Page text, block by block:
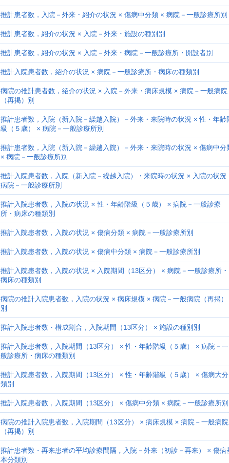
推計患者数，入院－外来・紹介の状況 × 傷病中分類 × 病院－一般診療所別
推計患者数，紹介の状況 × 入院－外来・施設の種別別
推計患者数，紹介の状況 × 入院－外来・病院－一般診療所・開設者別
推計入院患者数，紹介の状況 × 病院－一般診療所・病床の種類別
病院の推計患者数，紹介の状況 × 入院－外来・病床規模 × 病院－一般病院
（再掲）別
推計患者数，入院（新入院－繰越入院）－外来・来院時の状況 × 性・年齢
級（５歳） × 病院－一般診療所別
推計患者数，入院（新入院－繰越入院）－外来・来院時の状況 × 傷病中分
× 病院－一般診療所別
推計入院患者数，入院（新入院－繰越入院）・来院時の状況 × 入院の状況
病院－一般診療所別
推計入院患者数，入院の状況 × 性・年齢階級（５歳） × 病院－一般診療
所・病床の種類別
推計入院患者数，入院の状況 × 傷病分類 × 病院－一般診療所別
推計入院患者数，入院の状況 × 傷病中分類 × 病院－一般診療所別
推計入院患者数，入院の状況 × 入院期間（13区分） × 病院－一般診療所・
病床の種類別
病院の推計入院患者数，入院の状況 × 病床規模 × 病院－一般病院（再掲）
別
推計入院患者数・構成割合，入院期間（13区分） × 施設の種別別
推計入院患者数，入院期間（13区分） × 性・年齢階級（５歳） × 病院－一
般診療所・病床の種類別
推計入院患者数，入院期間（13区分） × 性・年齢階級（５歳） × 傷病大分
類別
推計入院患者数，入院期間（13区分） × 傷病中分類 × 病院－一般診療所別
病院の推計入院患者数，入院期間（13区分） × 病床規模 × 病院－一般病院
（再掲）別
推計患者数・再来患者の平均診療間隔，入院－外来（初診－再来） × 傷病
本分類別